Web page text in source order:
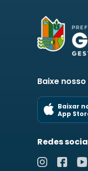
Baixe
Baixar
App
Redes